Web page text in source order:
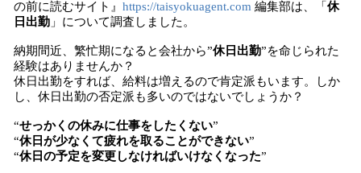
す
の前に読むサイト』 https://taisyokuagent.com 編集部は、「 休
日出勤 」について調査しました。
納期間近、繁忙期になると会社から”休日出勤”を命じられた
経験はありませんか？
休日出勤をすれば、給料は増えるので肯定派もいます。しか
し、休日出勤の否定派も多いのではないでしょうか？
“せっかくの休みに仕事をしたくない”
“休日が少なくて疲れを取ることができない”
“休日の予定を変更しなければいけなくなった”